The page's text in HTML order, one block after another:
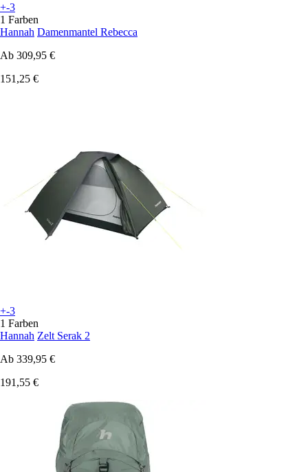
+-3
1 Farben
Hannah Damenmantel Rebecca
Ab 309,95 €
151,25 €
+-3
1 Farben
Hannah Zelt Serak 2
Ab 339,95 €
191,55 €